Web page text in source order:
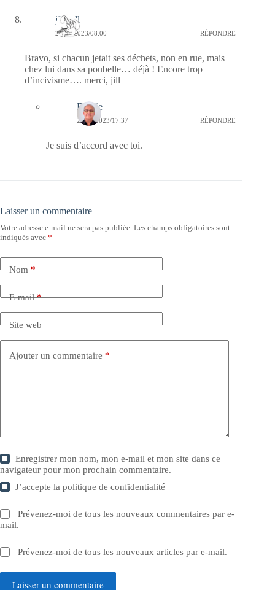
jill bill
20/12/2023/08:00 RÉPONDRE
Bravo, si chacun jetait ses déchets, non en rue, mais
chez lui dans sa poubelle… déjà ! Encore trop
d’incivisme…. merci, jill
Bernie
20/12/2023/17:37 RÉPONDRE
Je suis d’accord avec toi.
Laisser un commentaire
Votre adresse e-mail ne sera pas publiée. Les champs obligatoires sont
indiqués avec *
Nom*
E-mail*
Site web
Ajouter un commentaire *
Enregistrer mon nom, mon e-mail et mon site dans ce
navigateur pour mon prochain commentaire.
J’accepte lapolitique de confidentialité
Prévenez-moi de tous les nouveaux commentaires par e-
mail.
Prévenez-moi de tous les nouveaux articles par e-mail.
Laisser un commentaire